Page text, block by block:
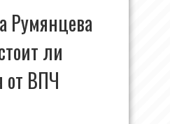
Румянцева
ли
от ВПЧ